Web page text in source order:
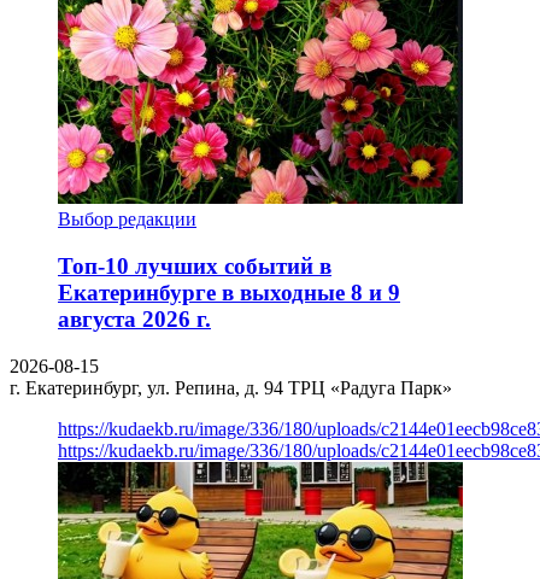
Выбор редакции
Топ-10 лучших событий в
Екатеринбурге в выходные 8 и 9
августа 2026 г.
2026-08-15
г. Екатеринбург, ул. Репина, д. 94 ТРЦ «Радуга Парк»
https://kudaekb.ru/image/336/180/uploads/
https://kudaekb.ru/image/336/180/uploads/